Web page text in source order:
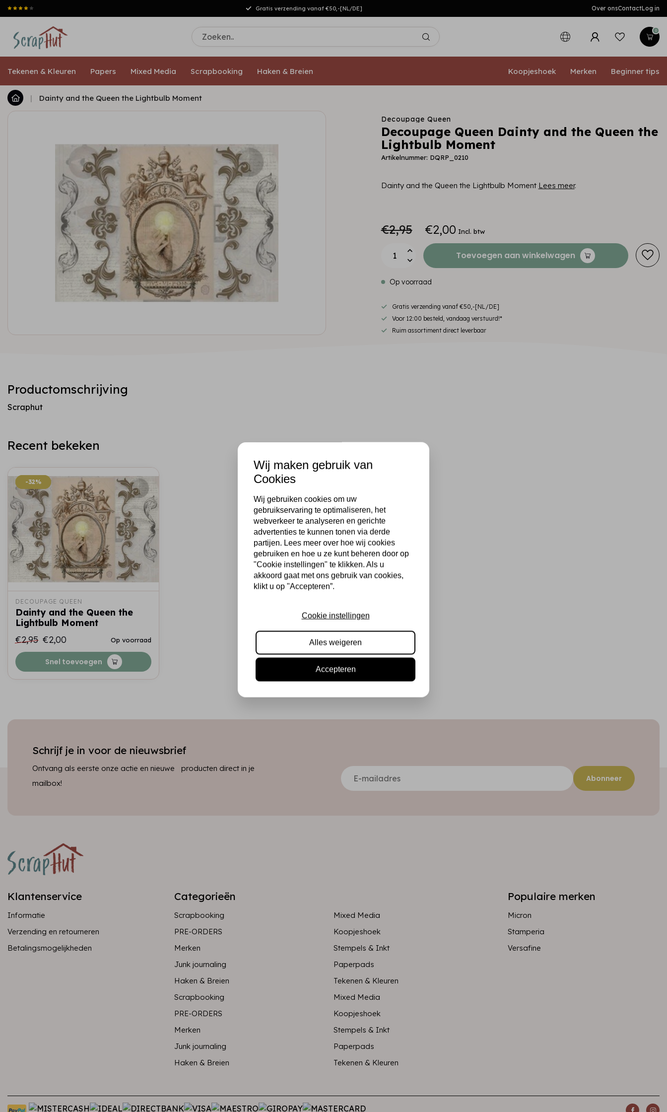
Gratis verzending vanaf €50,-[NL/DE] Over onsContactLog in
0
Tekenen & Kleuren Papers Mixed Media Scrapbooking Haken & Breien Koopjeshoek Merken Beginner tips
| Dainty and the Queen the Lightbulb Moment
Decoupage Queen
Decoupage Queen Dainty and the Queen the
Lightbulb Moment
Artikelnummer: DQRP_0210
Dainty and the Queen the Lightbulb Moment Lees meer.
€2,95 €2,00 Incl. btw
Toevoegen aan winkelwagen
Op voorraad
Gratis verzending vanaf €50,-[NL/DE]
Voor 12:00 besteld, vandaag verstuurd!*
Ruim assortiment direct leverbaar
Productomschrijving
Scraphut
Recent bekeken
-32%
-32%
DECOUPAGE QUEEN
Dainty and the Queen the
Lightbulb Moment
€2,95 €2,00 Op voorraad
Snel toevoegen
Schrijf je in voor de nieuwsbrief
Ontvang als eerste onze actie en nieuwe producten direct in je
mailbox!
Abonneer
Klantenservice
Informatie
Verzending en retourneren
Betalingsmogelijkheden
Categorieën
Scrapbooking
Mixed Media
PRE-ORDERS
Koopjeshoek
Merken
Stempels & Inkt
Junk journaling
Paperpads
Haken & Breien
Tekenen & Kleuren
Scrapbooking
Mixed Media
PRE-ORDERS
Koopjeshoek
Merken
Stempels & Inkt
Junk journaling
Paperpads
Haken & Breien
Tekenen & Kleuren
Populaire merken
Micron
Stamperia
Versafine
Wij maken gebruik van
Cookies
Wij gebruiken cookies om uw
gebruikservaring te optimaliseren, het
webverkeer te analyseren en gerichte
advertenties te kunnen tonen via derde
partijen. Lees meer over hoe wij cookies
gebruiken en hoe u ze kunt beheren door op
"Cookie instellingen" te klikken. Als u
akkoord gaat met ons gebruik van cookies,
klikt u op "Accepteren”.
Cookie instellingen
Alles weigeren
Accepteren